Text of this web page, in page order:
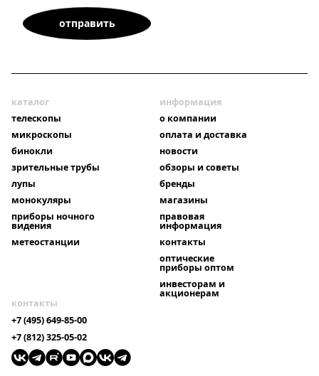
каталог
телескопы
микроскопы
бинокли
зрительные трубы
лупы
монокуляры
приборы ночного
видения
метеостанции
информация
о компании
оплата и доставка
новости
обзоры и советы
бренды
магазины
правовая
информация
контакты
оптические
приборы оптом
инвесторам и
акционерам
контакты
+7 (495) 649-85-00
+7 (812) 325-05-02